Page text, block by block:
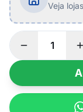
Veja